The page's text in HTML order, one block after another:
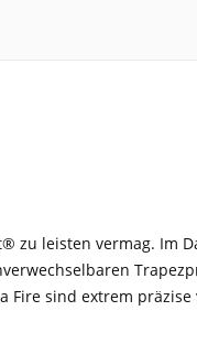
zu leisten vermag. Im
Fire sind extrem